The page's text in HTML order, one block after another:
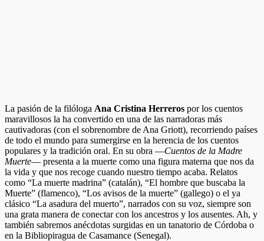
La pasión de la filóloga Ana Cristina Herreros por los cuentos
maravillosos la ha convertido en una de las narradoras más
cautivadoras (con el sobrenombre de Ana Griott), recorriendo países
de todo el mundo para sumergirse en la herencia de los cuentos
populares y la tradición oral. En su obra —Cuentos de la Madre
Muerte— presenta a la muerte como una figura materna que nos da
la vida y que nos recoge cuando nuestro tiempo acaba. Relatos
como “La muerte madrina” (catalán), “El hombre que buscaba la
Muerte” (flamenco), “Los avisos de la muerte” (gallego) o el ya
clásico “La asadura del muerto”, narrados con su voz, siempre son
una grata manera de conectar con los ancestros y los ausentes. Ah, y
también sabremos anécdotas surgidas en un tanatorio de Córdoba o
en la Bibliopiragua de Casamance (Senegal).